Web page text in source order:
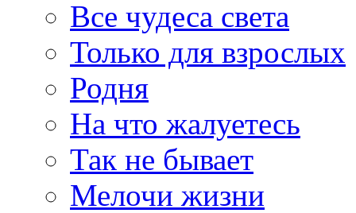
Все чудеса света
Только для взрослых
Родня
На что жалуетесь
Так не бывает
Мелочи жизни